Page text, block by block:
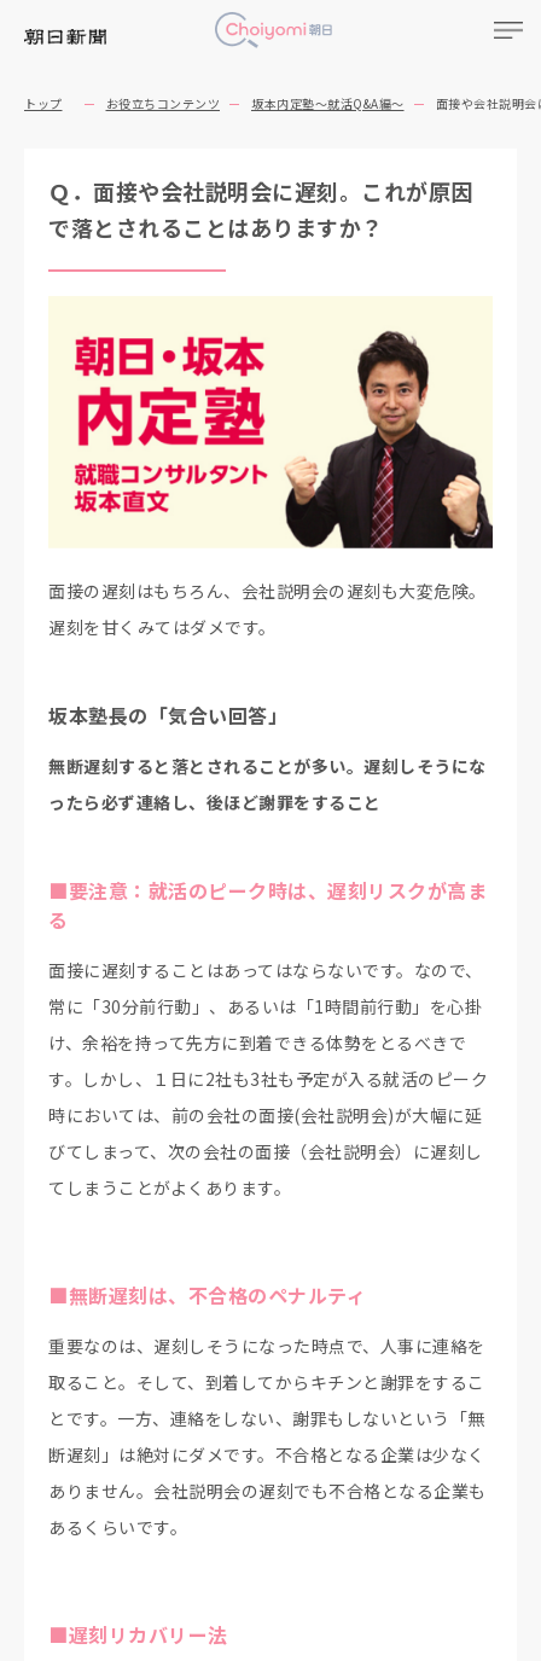
トップ お役立ちコンテンツ 坂本内定塾～就活Q&A編～ 面接や会社説明
Ｑ．面接や会社説明会に遅刻。これが原因
で落とされることはありますか？
面接の遅刻はもちろん、会社説明会の遅刻も大変危険。
遅刻を甘くみてはダメです。
坂本塾長の「気合い回答」
無断遅刻すると落とされることが多い。遅刻しそうにな
ったら必ず連絡し、後ほど謝罪をすること
■要注意：就活のピーク時は、遅刻リスクが高ま
る
面接に遅刻することはあってはならないです。なので、
常に「30分前行動」、あるいは「1時間前行動」を心掛
け、余裕を持って先方に到着できる体勢をとるべきで
す。しかし、１日に2社も3社も予定が入る就活のピーク
時においては、前の会社の面接(会社説明会)が大幅に延
びてしまって、次の会社の面接（会社説明会）に遅刻し
てしまうことがよくあります。
■無断遅刻は、不合格のペナルティ
重要なのは、遅刻しそうになった時点で、人事に連絡を
取ること。そして、到着してからキチンと謝罪をするこ
とです。一方、連絡をしない、謝罪もしないという「無
断遅刻」は絶対にダメです。不合格となる企業は少なく
ありません。会社説明会の遅刻でも不合格となる企業も
あるくらいです。
■遅刻リカバリー法